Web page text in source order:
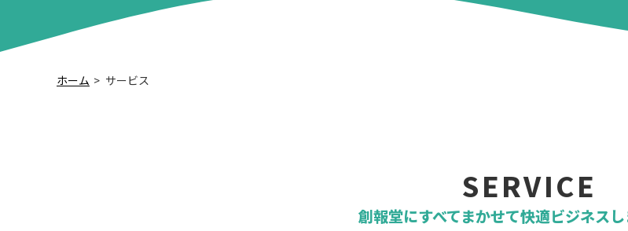
ホーム サービス
SERVICE
創報堂にすべてまかせて快適ビジネスし